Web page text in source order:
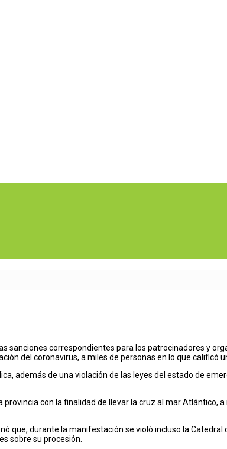
sanciones correspondientes para los patrocinadores y
del coronavirus, a miles de personas en lo que calificó
además de una violación de las leyes del estado de
con la finalidad de llevar la cruz al mar Atlántico,
que, durante la manifestación se violó incluso la Catedral
sobre su procesión.